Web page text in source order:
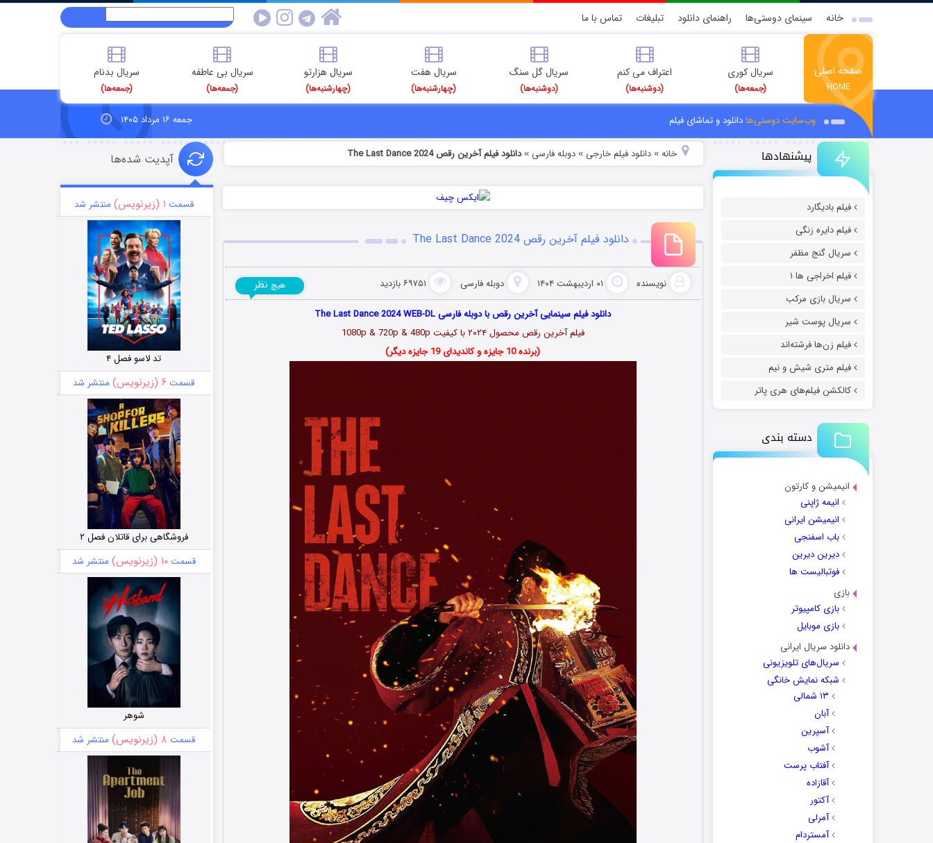
خانه سینمای دوستی‌ها راهنمای دانلود تبلیغات تماس با ما
صفحه اصلی
HOME
سریال کوری
(جمعه‌ها)
اعتراف می کنم
(دوشنبه‌ها)
سریال گل سنگ
(دوشنبه‌ها)
سریال هفت
(چهارشنبه‌ها)
سریال هزارتو
(چهارشنبه‌ها)
سریال بی عاطفه
(جمعه‌ها)
سریال بدنام
(جمعه‌ها)
وب‌سایت دوستی‌هادانلود و تماشای فیلم جمعه ۱۶ مرداد ۱۴۰۵
پیشنهادها
فیلم بادیگارد
فیلم دایره زنگی
سریال گنج مظفر
فیلم اخراجی ها ۱
سریال بازی مرکب
سریال پوست شیر
فیلم زن‌ها فرشته‌اند
فیلم متری شیش و نیم
کالکشن فیلم‌های هری پاتر
دسته بندی
انیمیشن و کارتون
انیمه ژاپنی
انیمیشن ایرانی
باب اسفنجی
دیرین دیرین
فوتبالیست ها
بازی
بازی کامپیوتر
بازی موبایل
دانلود سریال ایرانی
سریال‌های تلویزیونی
شبکه نمایش خانگی
۱۳ شمالی
آبان
آسپرین
آشوب
آفتاب پرست
آقازاده
آکتور
آمرلی
آمستردام
خانه» دانلود فیلم خارجی » دوبله فارسی »دانلود فیلم آخرین رقص The Last Dance 2024
دانلود فیلم آخرین رقص The Last Dance 2024
نویسنده ۰۱ اردیبهشت ۱۴۰۴ دوبله فارسی ۶۹۷۵۱ بازدید هیچ نظر
دانلود فیلم سینمایی آخرین رقص با دوبله فارسی The Last Dance 2024 WEB-DL
فیلم آخرین رقص محصول ۲۰۲۴ با کیفیت 1080p & 720p & 480p
(برنده 10 جایزه و کاندیدای 19 جایزه دیگر)
آپدیت شده‌ها
قسمت ۱ (زیرنویس) منتشر شد
تد لاسو فصل ۴
قسمت ۶ (زیرنویس) منتشر شد
فروشگاهی برای قاتلان فصل ۲
قسمت۱۰ (زیرنویس) منتشر شد
شوهر
قسمت ۸ (زیرنویس) منتشر شد